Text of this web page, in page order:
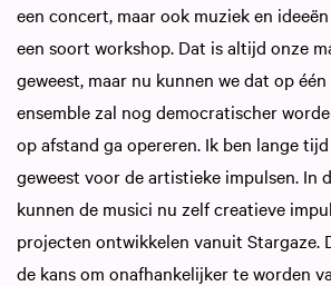
een concert, maar ook muziek en
een soort workshop. Dat is altijd onze
geweest, maar nu kunnen we dat op
ensemble zal nog democratischer
op afstand ga opereren. Ik ben lange
geweest voor de artistieke impulsen. In
kunnen de musici nu zelf creatieve
projecten ontwikkelen vanuit Stargaze.
de kans om onafhankelijker te worden